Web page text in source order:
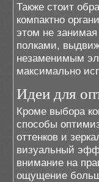
Также стоит
компактно
этом не
полками,
незаменимым
максимально
Идеи для
Кроме выбора
способы
оттенков и
визуальный
внимание на
ощущение